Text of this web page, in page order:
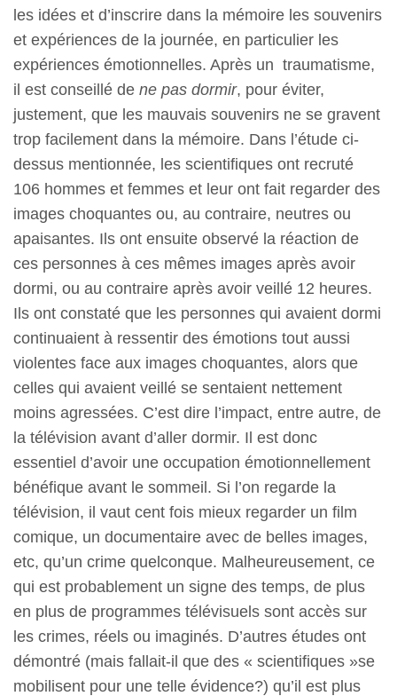
les idées et d’inscrire dans la mémoire les souvenirs
et expériences de la journée, en particulier les
expériences émotionnelles. Après un traumatisme,
il est conseillé de ne pas dormir, pour éviter,
justement, que les mauvais souvenirs ne se gravent
trop facilement dans la mémoire. Dans l’étude ci-
dessus mentionnée, les scientifiques ont recruté
106 hommes et femmes et leur ont fait regarder des
images choquantes ou, au contraire, neutres ou
apaisantes. Ils ont ensuite observé la réaction de
ces personnes à ces mêmes images après avoir
dormi, ou au contraire après avoir veillé 12 heures.
Ils ont constaté que les personnes qui avaient dormi
continuaient à ressentir des émotions tout aussi
violentes face aux images choquantes, alors que
celles qui avaient veillé se sentaient nettement
moins agressées. C’est dire l’impact, entre autre, de
la télévision avant d’aller dormir. Il est donc
essentiel d’avoir une occupation émotionnellement
bénéfique avant le sommeil. Si l’on regarde la
télévision, il vaut cent fois mieux regarder un film
comique, un documentaire avec de belles images,
etc, qu’un crime quelconque. Malheureusement, ce
qui est probablement un signe des temps, de plus
en plus de programmes télévisuels sont accès sur
les crimes, réels ou imaginés. D’autres études ont
démontré (mais fallait-il que des « scientifiques »se
mobilisent pour une telle évidence?) qu’il est plus